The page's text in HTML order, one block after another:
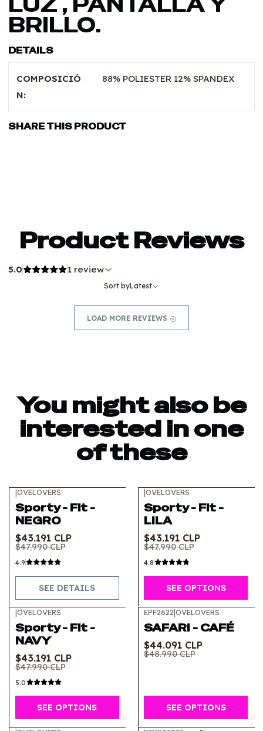
BRILLO.
DETAILS
COMPOSICIÓ
N:
88% POLIESTER 12% SPANDEX
SHARE THIS PRODUCT
Product Reviews
5.0 1 review
Sort byLatest
LOAD MORE REVIEWS
You might also be
interested in one
of these
Out of stock
|OVELOVERS
Sporty - Fit -
NEGRO
$43.191 CLP
$47.990 CLP
4.9
SEE DETAILS
|OVELOVERS
Sporty - Fit -
LILA
$43.191 CLP
$47.990 CLP
4.8
SEE OPTIONS
|OVELOVERS
Sporty - Fit -
NAVY
$43.191 CLP
$47.990 CLP
5.0
SEE OPTIONS
OFF
EPF2622|OVELOVERS
SAFARI - CAFÉ
$44.091 CLP
$48.990 CLP
SEE OPTIONS